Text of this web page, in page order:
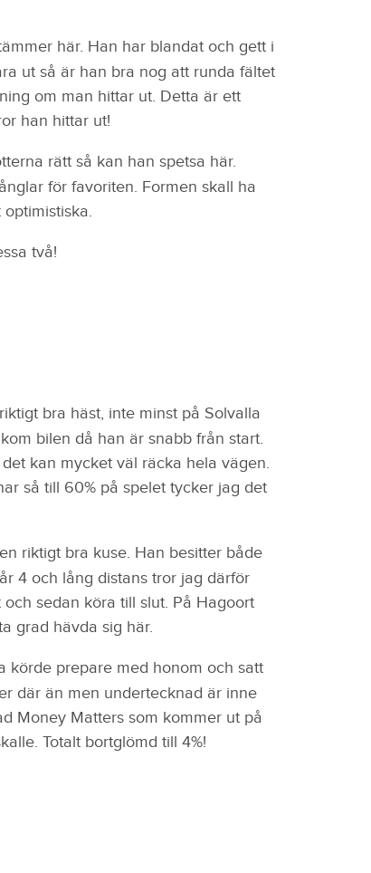
här. Han har blandat och gett i
ut så är han bra nog att runda fältet
om man hittar ut. Detta är ett
han hittar ut!
rätt så kan han spetsa här.
för favoriten. Formen skall ha
två!
bra häst, inte minst på Solvalla
bilen då han är snabb från start.
kan mycket väl räcka hela vägen.
så till 60% på spelet tycker jag det
riktigt bra kuse. Han besitter både
4 och lång distans tror jag därför
sedan köra till slut. På Hagoort
grad hävda sig här.
körde prepare med honom och satt
där än men undertecknad är inne
Money Matters som kommer ut på
Totalt bortglömd till 4%!